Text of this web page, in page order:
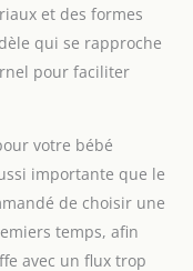
et des formes
qui se rapproche
pour faciliter
votre bébé
importante que le
de choisir une
temps, afin
avec un flux trop